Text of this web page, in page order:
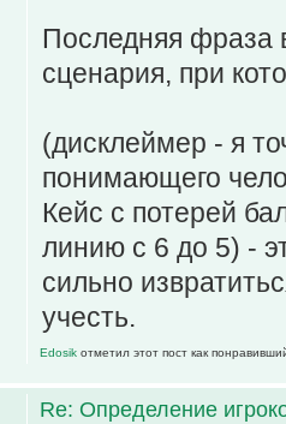
Последняя фраза
сценария, при
(дисклеймер - я
понимающего
Кейс с потерей
линию с 6 до 5) -
сильно
учесть.
Edosik отметил этот пост как
Re: Определение